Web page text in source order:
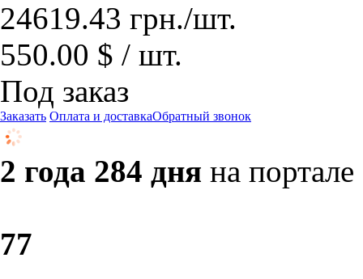
24619.43 грн./шт.
550.00 $ / шт.
Под заказ
Заказать Оплата и доставкаОбратный звонок
2 года 284 дня на портале
77